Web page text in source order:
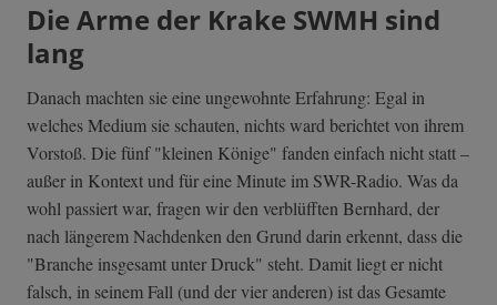
Die Arme der Krake SWMH sind
lang
Danach machten sie eine ungewohnte Erfahrung: Egal in
welches Medium sie schauten, nichts ward berichtet von ihrem
Vorstoß. Die fünf "kleinen Könige" fanden einfach nicht statt –
außer in Kontext und für eine Minute im SWR-Radio. Was da
wohl passiert war, fragen wir den verblüfften Bernhard, der
nach längerem Nachdenken den Grund darin erkennt, dass die
"Branche insgesamt unter Druck" steht. Damit liegt er nicht
falsch, in seinem Fall (und der vier anderen) ist das Gesamte